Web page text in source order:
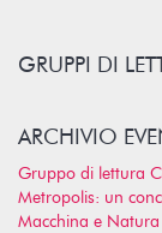
GRUPPI DI
ARCHIVIO
Gruppo di lettura
Metropolis: un
Macchina e Natura